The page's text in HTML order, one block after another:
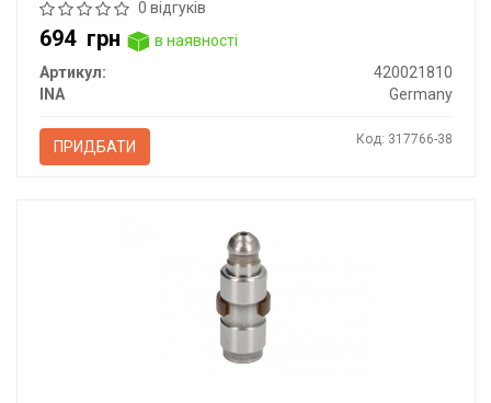
0 відгуків
694 грн
в наявності
Артикул:
420021810
INA
Germany
ПРИДБАТИ Код: 317766-38